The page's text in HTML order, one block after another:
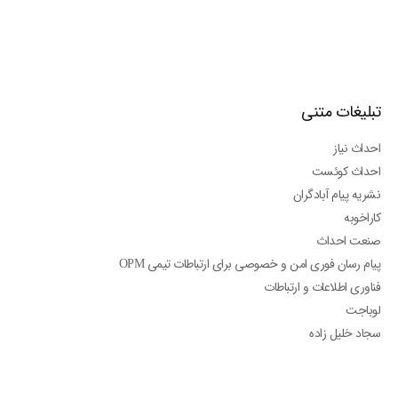
تبلیغات متنی
احداث نیاز
احداث کوئست
نشریه پیام آبادگران
کاراخوبه
صنعت احداث
پیام رسان فوری امن و خصوصی برای ارتباطات تیمی OPM
فناوری اطلاعات و ارتباطات
لوباجت
سجاد خلیل زاده